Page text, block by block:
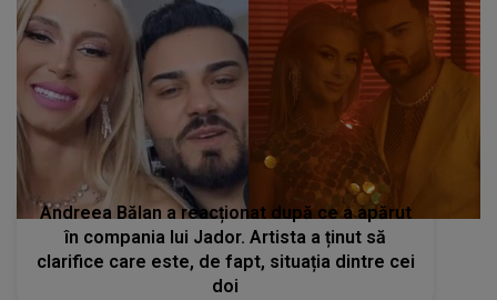
Andreea Bălan a reacționat după ce a apărut
în compania lui Jador. Artista a ținut să
clarifice care este, de fapt, situația dintre cei
doi